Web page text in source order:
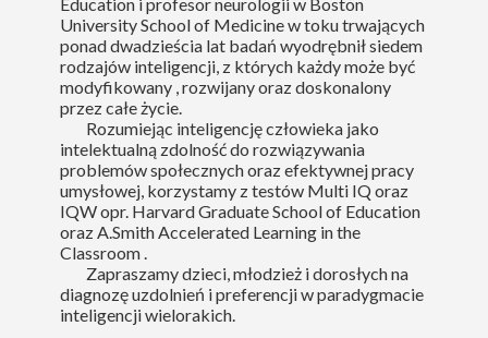
University School of Medicine w toku trwających
ponad dwadzieścia lat badań wyodrębnił siedem
rodzajów inteligencji, z których każdy może być
modyfikowany , rozwijany oraz doskonalony
przez całe życie.
Rozumiejąc inteligencję człowieka jako
intelektualną zdolność do rozwiązywania
problemów społecznych oraz efektywnej pracy
umysłowej, korzystamy z testów Multi IQ oraz
IQW opr. Harvard Graduate School of Education
oraz A.Smith Accelerated Learning in the
Classroom .
Zapraszamy dzieci, młodzież i dorosłych na
diagnozę uzdolnień i preferencji w paradygmacie
inteligencji wielorakich.